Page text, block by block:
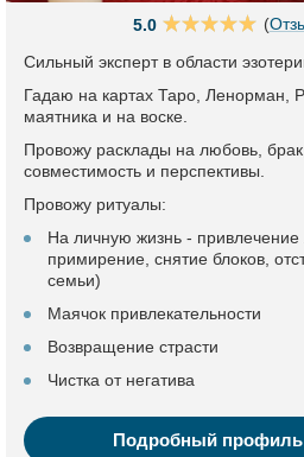
5.0 (
Сильный эксперт в области
Гадаю на картах Таро, Ленорман,
маятника и на воске.
Провожу расклады на любовь,
совместимость и перспективы.
Провожу ритуалы:
На личную жизнь - привлечение
примирение, снятие блоков,
семьи)
Маячок привлекательности
Возвращение страсти
Чистка от негатива
Подробный